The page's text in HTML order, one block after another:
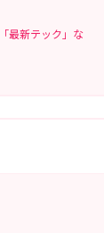
最新テック」な